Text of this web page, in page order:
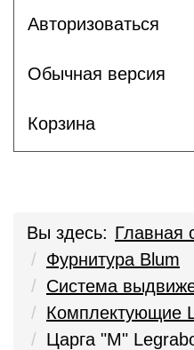
Авторизоваться
Обычная версия
Корзина
Вы здесь: Главная
Фурнитура Blum
Система
Комплектующие
Царга "M"